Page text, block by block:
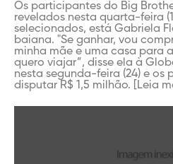
Os participantes do Big
revelados nesta quarta-feira
selecionados, está Gabriela
baiana. "Se ganhar, vou
minha mãe e uma casa para
quero viajar”, disse ela à
nesta segunda-feira (24) e os
disputar R$ 1,5 milhão. [Leia